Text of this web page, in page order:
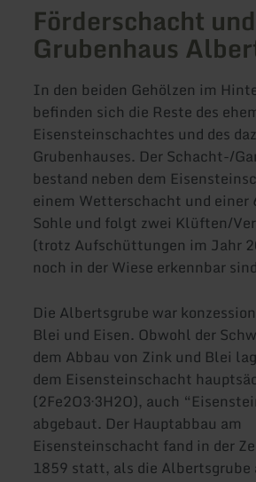
Förderschacht und
Grubenhaus
In den beiden Gehölzen im
befinden sich die Reste des
Eisensteinschachtes und des
Grubenhauses. Der Schacht-/
bestand neben dem
einem Wetterschacht und einer
Sohle und folgt zwei Klüften/
(trotz Aufschüttungen im Jahr
noch in der Wiese erkennbar
Die Albertsgrube war
Blei und Eisen. Obwohl der
dem Abbau von Zink und Blei
dem Eisensteinschacht
(2Fe2O3·3H2O), auch
abgebaut. Der Hauptabbau am
Eisensteinschacht fand in der
1859 statt, als die Albertsgrube